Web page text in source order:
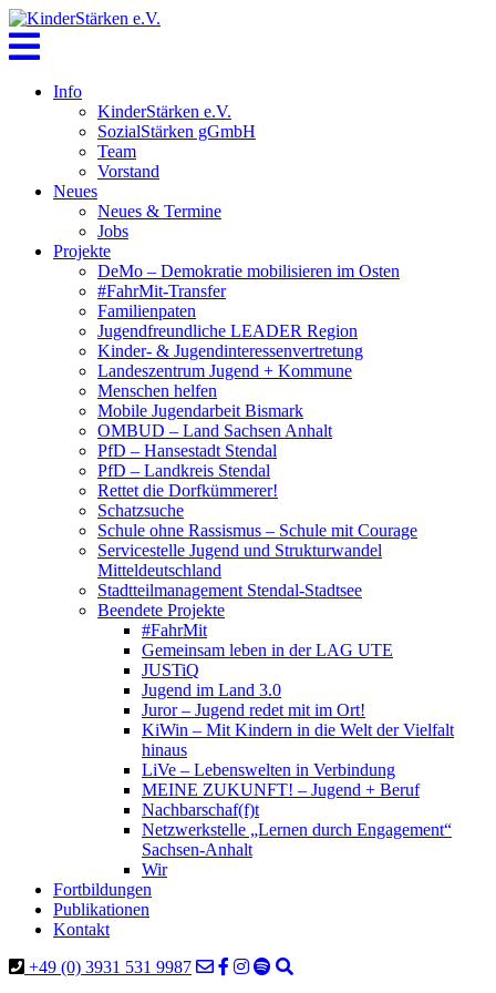
Skip
to
content
Info
KinderStärken e.V.
SozialStärken gGmbH
Team
Vorstand
Neues
Neues & Termine
Jobs
Projekte
DeMo – Demokratie mobilisieren im Osten
#FahrMit-Transfer
Familienpaten
Jugendfreundliche LEADER Region
Kinder- & Jugendinteressenvertretung
Landeszentrum Jugend + Kommune
Menschen helfen
Mobile Jugendarbeit Bismark
OMBUD – Land Sachsen Anhalt
PfD – Hansestadt Stendal
PfD – Landkreis Stendal
Rettet die Dorfkümmerer!
Schatzsuche
Schule ohne Rassismus – Schule mit Courage
Servicestelle Jugend und Strukturwandel
Mitteldeutschland
Stadtteilmanagement Stendal-Stadtsee
Beendete Projekte
#FahrMit
Gemeinsam leben in der LAG UTE
JUSTiQ
Jugend im Land 3.0
Juror – Jugend redet mit im Ort!
KiWin – Mit Kindern in die Welt der Vielfalt
hinaus
LiVe – Lebenswelten in Verbindung
MEINE ZUKUNFT! – Jugend + Beruf
Nachbarschaf(f)t
Netzwerkstelle „Lernen durch Engagement“
Sachsen-Anhalt
Wir
Fortbildungen
Publikationen
Kontakt
+49 (0) 3931 531 9987